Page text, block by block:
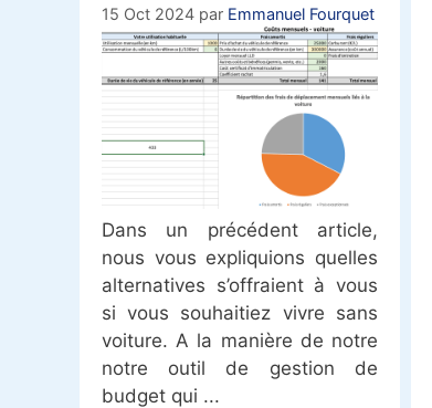
15 Oct 2024 par Emmanuel Fourquet
Dans un précédent article,
nous vous expliquions quelles
alternatives s’offraient à vous
si vous souhaitiez vivre sans
voiture. A la manière de notre
notre outil de gestion de
budget qui